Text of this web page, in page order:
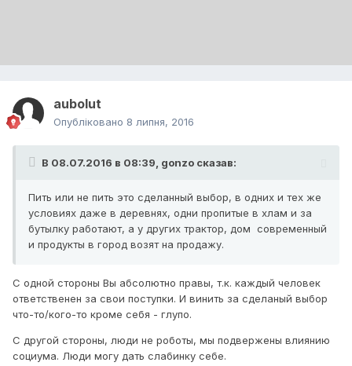
aubolut
Опубліковано 8 липня, 2016
В 08.07.2016 в 08:39, gonzo сказав:
Пить или не пить это сделанный выбор, в одних и тех же
условиях даже в деревнях, одни пропитые в хлам и за
бутылку работают, а у других трактор, дом современный
и продукты в город возят на продажу.
С одной стороны Вы абсолютно правы, т.к. каждый человек
ответственен за свои поступки. И винить за сделаный выбор
что-то/кого-то кроме себя - глупо.
С другой стороны, люди не роботы, мы подвержены влиянию
социума. Люди могу дать слабинку себе.